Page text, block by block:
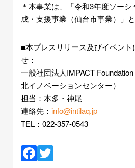
＊本事業は、「令和3年度ソー
成・支援事業（仙台市事業）」
■本プレスリリース及びイベン
せ：
一般社団法人IMPACT
北イノベーションセンター）
担当：本多・神尾
連絡先：info@intilaq.jp
TEL：022-357-0543
Facebook